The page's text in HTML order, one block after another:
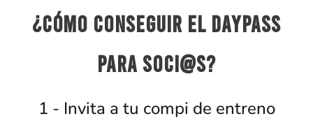
¿Cómo conseguir el DayPass
para soci@s?
1 - Invita a tu compi de entreno